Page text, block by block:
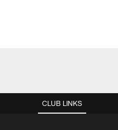
CLUB LINKS